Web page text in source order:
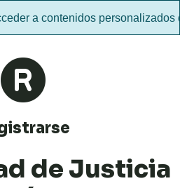
a contenidos personalizados
de Justicia